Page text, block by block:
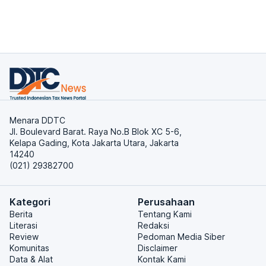
Menara DDTC
Jl. Boulevard Barat. Raya No.B Blok XC 5-6,
Kelapa Gading, Kota Jakarta Utara, Jakarta
14240
(021) 29382700
Kategori
Berita
Literasi
Review
Komunitas
Data & Alat
Perusahaan
Tentang Kami
Redaksi
Pedoman Media Siber
Disclaimer
Kontak Kami